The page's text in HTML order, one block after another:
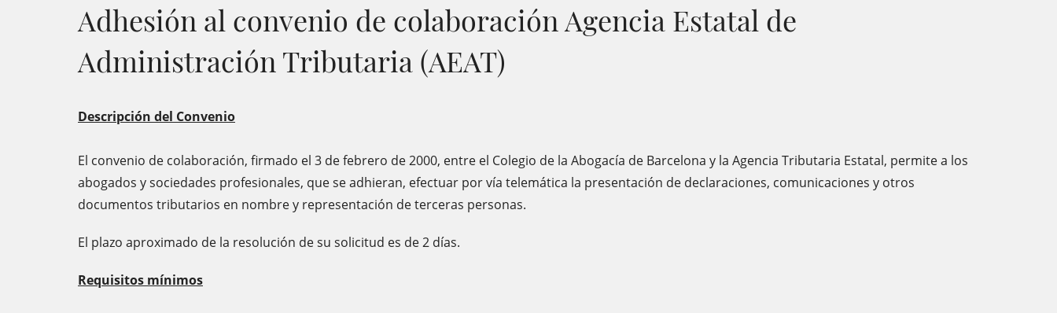
Adhesión al convenio de colaboración Agencia Estatal de
Administración Tributaria (AEAT)
Descripción del Convenio
El convenio de colaboración, firmado el 3 de febrero de 2000, entre el Colegio de la Abogacía de Barcelona y la Agencia Tributaria Estatal, permite a los
abogados y sociedades profesionales, que se adhieran, efectuar por vía telemática la presentación de declaraciones, comunicaciones y otros
documentos tributarios en nombre y representación de terceras personas.
El plazo aproximado de la resolución de su solicitud es de 2 días.
Requisitos mínimos